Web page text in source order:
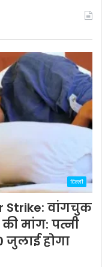
दिल्ली
Strike: वांगचुक
मांग: पत्नी
जुलाई होगा